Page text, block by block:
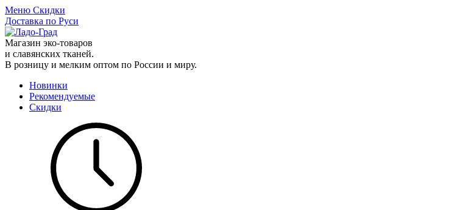
Меню Скидки
Доставка по Руси
Магазин эко-товаров
и славянских тканей.
В розницу и мелким оптом по России и миру.
Новинки
Рекомендуемые
Скидки